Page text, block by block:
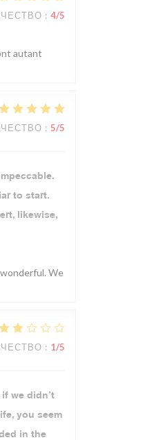
: 4/5
autant
: 5/5
to start.
likewise,
We
: 1/5
we didn’t
you seem
in the